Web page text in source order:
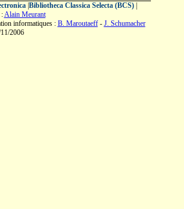
| Bibliotheca Classica Selecta (BCS)|
:Alain Meurant
informatiques : B. Maroutaeff- J. Schumacher
2006